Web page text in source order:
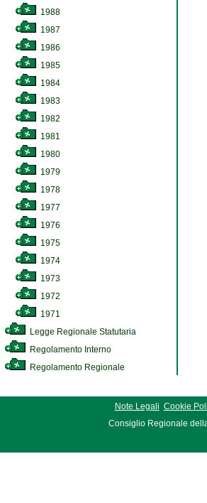
1988
1987
1986
1985
1984
1983
1982
1981
1980
1979
1978
1977
1976
1975
1974
1973
1972
1971
Legge Regionale Statutaria
Regolamento Interno
Regolamento Regionale
Note Legali Cookie
Consiglio Regionale